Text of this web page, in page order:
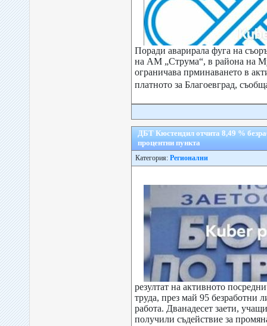
Поради аварирала фуга на
на АМ „Струма“, в района на
ограничава прминаването в
платното за Благоевград,
ДБТ Кюстендил отчита 8,49 %
процентни пункта
Категория: Регионални
резултат на активното
труда, през май 95 безработни
работа. Дванадесет заети,
получили съдействие за